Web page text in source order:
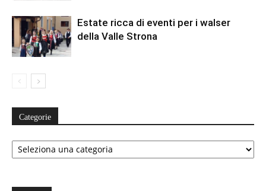
Estate ricca di eventi per i walser
della Valle Strona
Categorie
Categorie